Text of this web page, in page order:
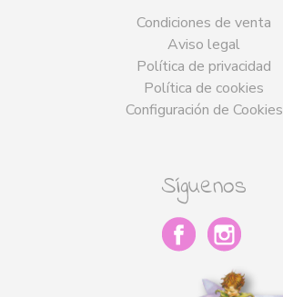
Condiciones de venta
Aviso legal
Política de privacidad
Política de cookies
Configuración de Cookies
Síguenos